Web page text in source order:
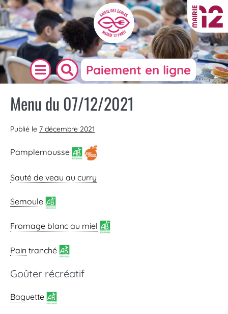
Paiement en ligne
Menu du 07/12/2021
Publié le 7 décembre 2021
Pamplemousse
Sauté de veau au curry
Semoule
Fromage blanc au miel
Pain tranché
Goûter récréatif
Baguette